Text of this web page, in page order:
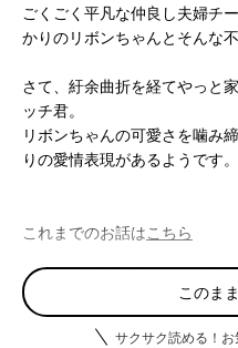
ごくごく平凡な仲良し夫婦チ
かりのリボンちゃんとそんな
さて、紆余曲折を経てやっと
ッチ君。
リボンちゃんの可愛さを噛み
りの愛情表現があるようです。
これまでのお話はこちら
このま
サクサク読める！